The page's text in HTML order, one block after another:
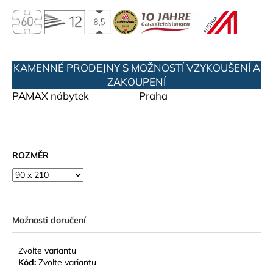
KAMENNÉ PRODEJNY S MOŽNOSTÍ VZYKOUŠENÍ A
ZAKOUPENÍ
PAMAX nábytek
Praha
ROZMĚR
Možnosti doručení
Zvolte variantu
Kód: Zvolte variantu
D
p
o
r
u
e
m
e